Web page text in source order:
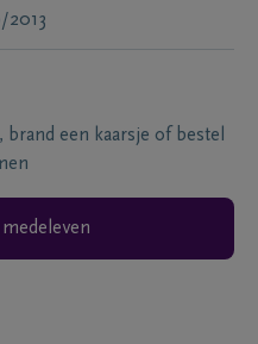
2013
een kaarsje of bestel